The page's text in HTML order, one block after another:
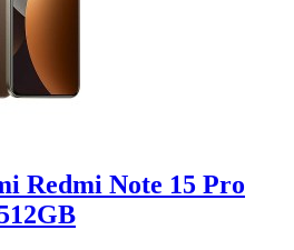
Redmi Note 15 Pro